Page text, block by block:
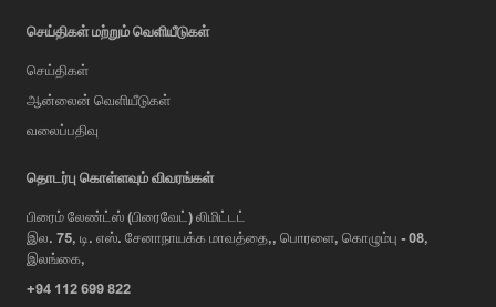
செய்திகள் மற்றும் வெளியீடுகள்
செய்திகள்
ஆன்லைன் வெளியீடுகள்
வலைப்பதிவு
தொடர்பு கொள்ளவும் விவரங்கள்
பிரைம் லேண்ட்ஸ் (பிரைவேட்) லிமிட்டட்
இல. 75, டி. எஸ். சேனாநாயக்க மாவத்தை,, பொரளை, கொழும்பு - 08,
இலங்கை,
+94 112 699 822